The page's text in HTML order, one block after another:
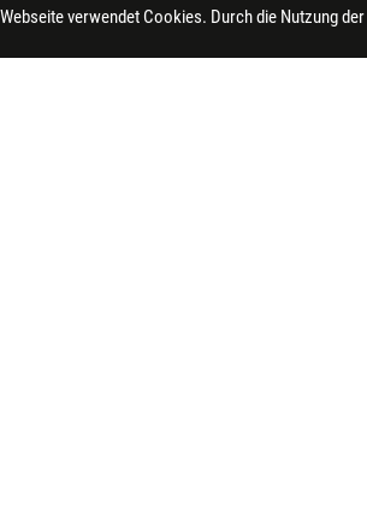
verwendet Cookies. Durch die Nutzung